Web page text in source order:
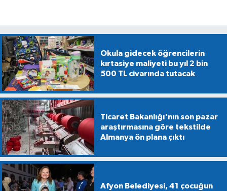
Okula gidecek öğrencilerin
kırtasiye maliyeti bu yıl 2 bin
500 TL civarında tutacak
Ticaret Bakanlığı'nın son pazar
araştırmasına göre tekstilde
Almanya ön plana çıktı
Afyon Belediyesi, 41 çocuğun